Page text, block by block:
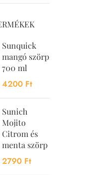
Sunquick
mangó szörp
700 ml
4200 Ft
Sunich
Mojito
Citrom és
menta szörp
2790 Ft